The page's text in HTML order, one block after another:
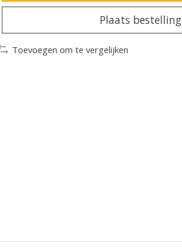
Plaats bestelling
Toevoegen om te vergelijken